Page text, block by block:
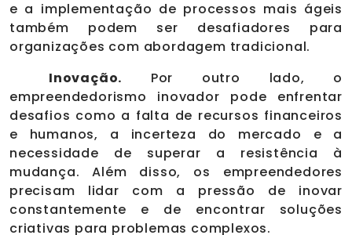
e a implementação de processos mais ágeis
também podem ser desafiadores para
organizações com abordagem tradicional.
Inovação. Por outro lado, o
empreendedorismo inovador pode enfrentar
desafios como a falta de recursos financeiros
e humanos, a incerteza do mercado e a
necessidade de superar a resistência à
mudança. Além disso, os empreendedores
precisam lidar com a pressão de inovar
constantemente e de encontrar soluções
criativas para problemas complexos.